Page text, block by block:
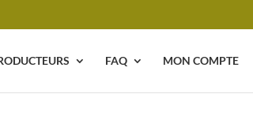
FAQ MON COMPTE